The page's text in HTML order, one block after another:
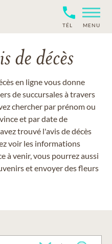
TÉL MENU
de décès
en ligne vous donne
de succursales à travers
chercher par prénom ou
et par date de
trouvé l'avis de décès
voir les informations
à venir, vous pourrez aussi
et envoyer des fleurs